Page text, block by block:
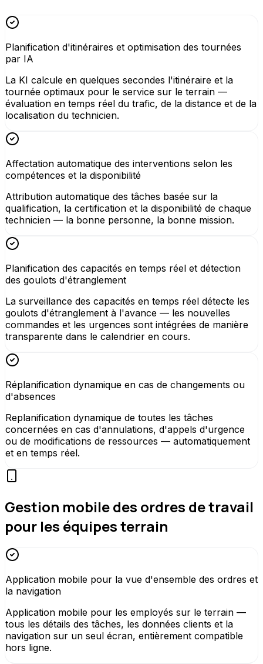
Planification d'itinéraires et optimisation des tournées
par IA
La KI calcule en quelques secondes l'itinéraire et la
tournée optimaux pour le service sur le terrain —
évaluation en temps réel du trafic, de la distance et de la
localisation du technicien.
Affectation automatique des interventions selon les
compétences et la disponibilité
Attribution automatique des tâches basée sur la
qualification, la certification et la disponibilité de chaque
technicien — la bonne personne, la bonne mission.
Planification des capacités en temps réel et détection
des goulots d'étranglement
La surveillance des capacités en temps réel détecte les
goulots d'étranglement à l'avance — les nouvelles
commandes et les urgences sont intégrées de manière
transparente dans le calendrier en cours.
Réplanification dynamique en cas de changements ou
d'absences
Replanification dynamique de toutes les tâches
concernées en cas d'annulations, d'appels d'urgence
ou de modifications de ressources — automatiquement
et en temps réel.
Gestion mobile des ordres de travail
pour les équipes terrain
Application mobile pour la vue d'ensemble des ordres et
la navigation
Application mobile pour les employés sur le terrain —
tous les détails des tâches, les données clients et la
navigation sur un seul écran, entièrement compatible
hors ligne.